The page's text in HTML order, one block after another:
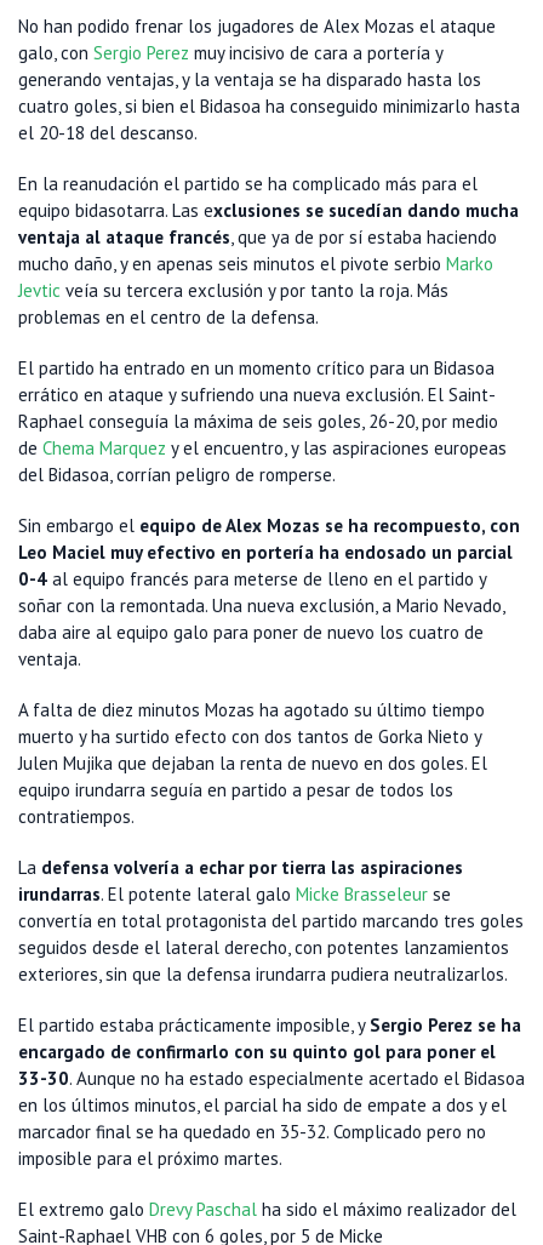
No han podido frenar los jugadores de Alex Mozas el ataque
galo, con Sergio Perez muy incisivo de cara a portería y
generando ventajas, y la ventaja se ha disparado hasta los
cuatro goles, si bien el Bidasoa ha conseguido minimizarlo hasta
el 20-18 del descanso.
En la reanudación el partido se ha complicado más para el
equipo bidasotarra. Las exclusiones se sucedían dando mucha
ventaja al ataque francés, que ya de por sí estaba haciendo
mucho daño, y en apenas seis minutos el pivote serbio Marko
Jevtic veía su tercera exclusión y por tanto la roja. Más
problemas en el centro de la defensa.
El partido ha entrado en un momento crítico para un Bidasoa
errático en ataque y sufriendo una nueva exclusión. El Saint-
Raphael conseguía la máxima de seis goles, 26-20, por medio
de Chema Marquez y el encuentro, y las aspiraciones europeas
del Bidasoa, corrían peligro de romperse.
Sin embargo el equipo de Alex Mozas se ha recompuesto, con
Leo Maciel muy efectivo en portería ha endosado un parcial
0-4 al equipo francés para meterse de lleno en el partido y
soñar con la remontada. Una nueva exclusión, a Mario Nevado,
daba aire al equipo galo para poner de nuevo los cuatro de
ventaja.
A falta de diez minutos Mozas ha agotado su último tiempo
muerto y ha surtido efecto con dos tantos de Gorka Nieto y
Julen Mujika que dejaban la renta de nuevo en dos goles. El
equipo irundarra seguía en partido a pesar de todos los
contratiempos.
La defensa volvería a echar por tierra las aspiraciones
irundarras. El potente lateral galo Micke Brasseleur se
convertía en total protagonista del partido marcando tres goles
seguidos desde el lateral derecho, con potentes lanzamientos
exteriores, sin que la defensa irundarra pudiera neutralizarlos.
El partido estaba prácticamente imposible, y Sergio Perez se ha
encargado de confirmarlo con su quinto gol para poner el
33-30. Aunque no ha estado especialmente acertado el Bidasoa
en los últimos minutos, el parcial ha sido de empate a dos y el
marcador final se ha quedado en 35-32. Complicado pero no
imposible para el próximo martes.
El extremo galo Drevy Paschal ha sido el máximo realizador del
Saint-Raphael VHB con 6 goles, por 5 de Micke